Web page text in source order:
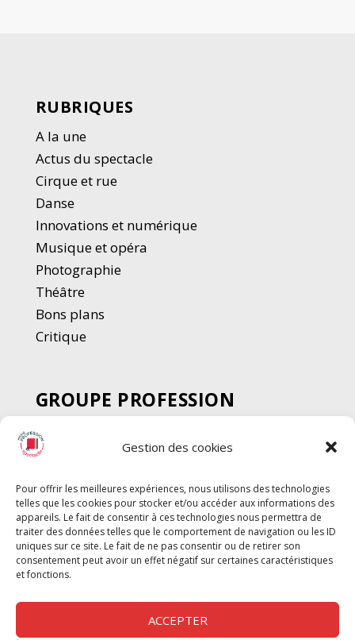
Gestion des cookies
Pour offrir les meilleures expériences, nous utilisons des technologies
telles que les cookies pour stocker et/ou accéder aux informations des
appareils. Le fait de consentir à ces technologies nous permettra de
traiter des données telles que le comportement de navigation ou les ID
uniques sur ce site. Le fait de ne pas consentir ou de retirer son
consentement peut avoir un effet négatif sur certaines caractéristiques
et fonctions.
ACCEPTER
RUBRIQUES
A la une
Actus du spectacle
Cirque et rue
Danse
Innovations et numérique
Musique et opéra
Photographie
Théâtre
Bons plans
Critique
GROUPE PROFESSION
SPECTACLE
Chèque Intermittents
Chèque Compta
Chèque Emploi Spectacle
G-Pods
Profession Audio-visuel